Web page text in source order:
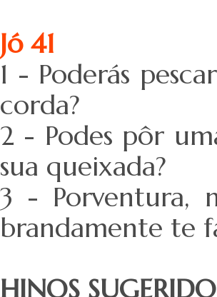
Jó 41
1 - Poderás
corda?
2 - Podes pôr
sua queixada?
3 - Porventura,
brandamente te
HINOS